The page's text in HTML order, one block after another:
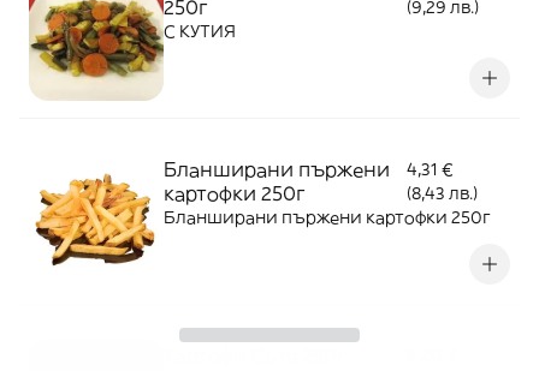
250г
(9,29 лв.)
С КУТИЯ
Бланширани пържени
картофки 250г
4,31 €
(8,43 лв.)
Бланширани пържени картофки 250г